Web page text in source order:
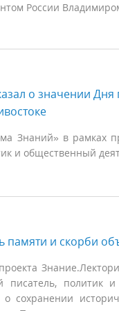
России
о значении
Знаний» в рамках
и общественный
памяти и скорби
писатель, политик
о сохранении